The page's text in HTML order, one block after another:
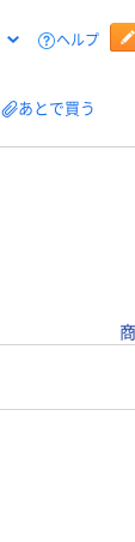
ヘルプ
あとで買う